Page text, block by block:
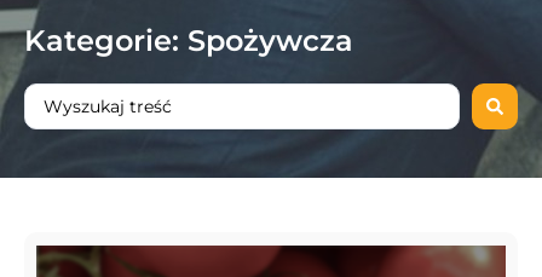
Kategorie: Spożywcza